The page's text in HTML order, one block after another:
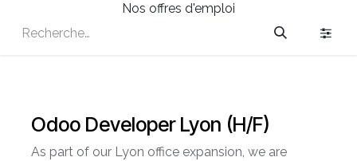
Nos offres d'emploi
Odoo Developer Lyon (H/F)
As part of our Lyon office expansion, we are